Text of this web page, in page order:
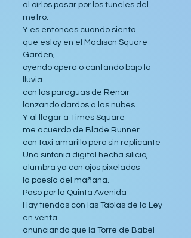
al oírlos pasar por los túneles del
metro.
Y es entonces cuando siento
que estoy en el Madison Square
Garden,
oyendo opera o cantando bajo la
lluvia
con los paraguas de Renoir
lanzando dardos a las nubes
Y al llegar a Times Square
me acuerdo de Blade Runner
con taxi amarillo pero sin replicante
Una sinfonia digital hecha silicio,
alumbra ya con ojos pixelados
la poesía del mañana.
Paso por la Quinta Avenida
Hay tiendas con las Tablas de la Ley
en venta
anunciando que la Torre de Babel